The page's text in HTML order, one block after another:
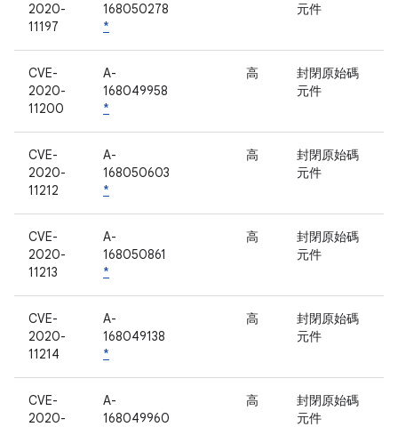
2020-
11197
168050278
*
元件
CVE-
2020-
11200
A-
168049958
*
高
封閉原始碼
元件
CVE-
2020-
11212
A-
168050603
*
高
封閉原始碼
元件
CVE-
2020-
11213
A-
168050861
*
高
封閉原始碼
元件
CVE-
2020-
11214
A-
168049138
*
高
封閉原始碼
元件
CVE-
2020-
A-
168049960
高
封閉原始碼
元件